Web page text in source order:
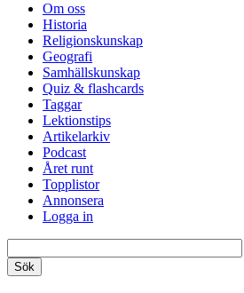
Om oss
Historia
Religionskunskap
Geografi
Samhällskunskap
Quiz & flashcards
Taggar
Lektionstips
Artikelarkiv
Podcast
Året runt
Topplistor
Annonsera
Logga in